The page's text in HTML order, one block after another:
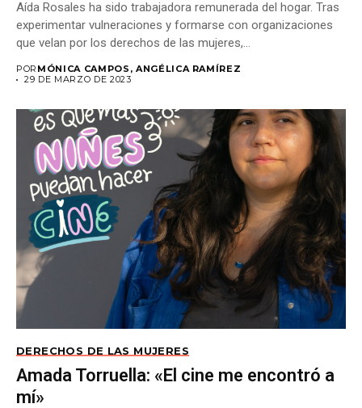
Aída Rosales ha sido trabajadora remunerada del hogar. Tras
experimentar vulneraciones y formarse con organizaciones
que velan por los derechos de las mujeres,...
POR MÓNICA CAMPOS, ANGÉLICA RAMÍREZ
29 DE MARZO DE 2023
DERECHOS DE LAS MUJERES
Amada Torruella: «El cine me encontró a
mí»